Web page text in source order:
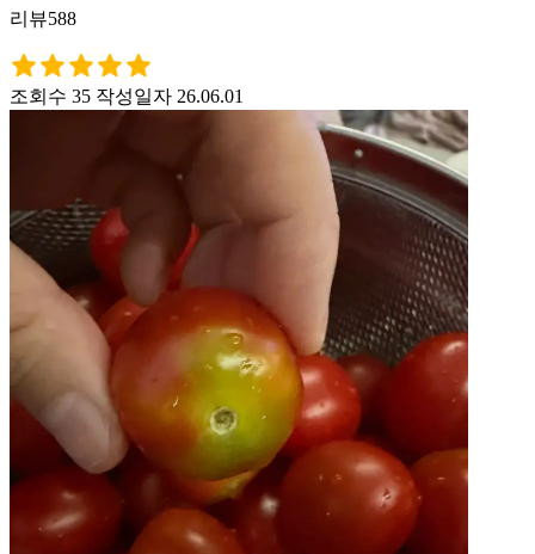
리뷰588
조회수 35 작성일자 26.06.01